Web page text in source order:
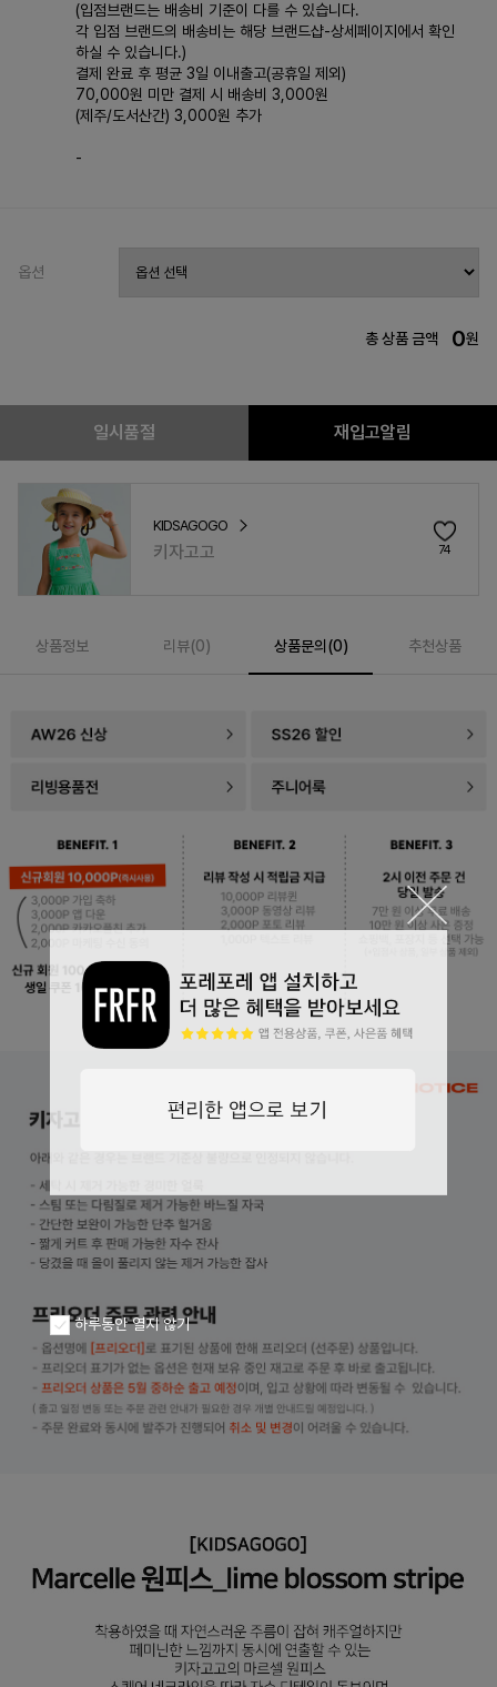
(입점브랜드는 배송비 기준이 다를 수 있습니다.
각 입점 브랜드의 배송비는 해당 브랜드샵-상세페이지에서 확인
하실 수 있습니다.)
결제 완료 후 평균 3일 이내출고(공휴일 제외)
70,000원 미만 결제 시 배송비 3,000원
(제주/도서산간) 3,000원 추가
-
옵션
총 상품 금액 0원
일시품절 재입고알림
KIDSAGOGO
키자고고 74
상품정보 리뷰(0) 상품문의(0) 추천상품
하루동안 열지 않기